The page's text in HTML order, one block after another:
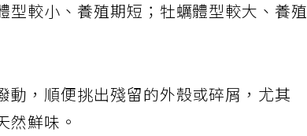
較小、養殖期短；牡蠣體型較大、養殖
，順便挑出殘留的外殼或碎屑，尤其
然鮮味。